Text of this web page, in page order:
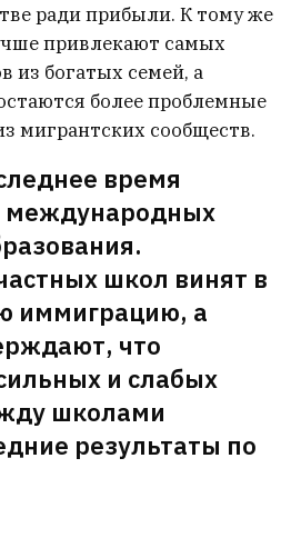
ради прибыли. К тому же
привлекают самых
из богатых семей, а
более проблемные
мигрантских сообществ.
время
международных
школ винят в
иммиграцию, а
что
и слабых
школами
результаты по